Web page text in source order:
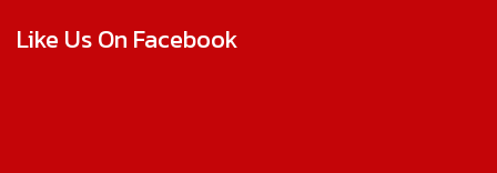
Like Us On Facebook